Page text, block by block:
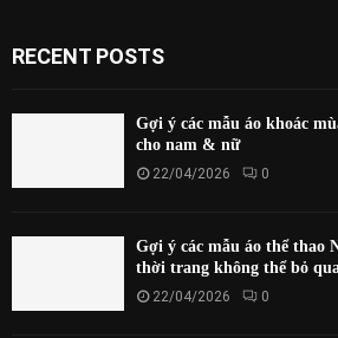
RECENT POSTS
Gợi ý các mẫu áo khoác
cho nam & nữ
22/04/2026 0
Gợi ý các mẫu áo thể thao
thời trang không thể bỏ
22/04/2026 0